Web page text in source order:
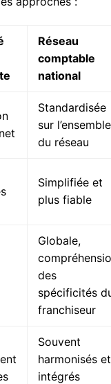
Réseau
comptable
national
Standardisée
sur l’ensemble
du réseau
Simplifiée et
plus fiable
Globale,
des
spécificités
franchiseur
Souvent
harmonisés et
intégrés